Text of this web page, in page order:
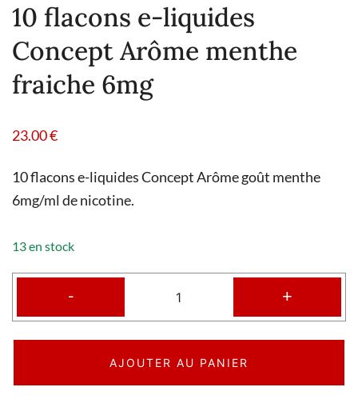
10 flacons e-liquides
Concept Arôme menthe
fraiche 6mg
23.00€
10 flacons e-liquides Concept Arôme goût menthe
6mg/ml de nicotine.
13 en stock
- +
AJOUTER AU PANIER